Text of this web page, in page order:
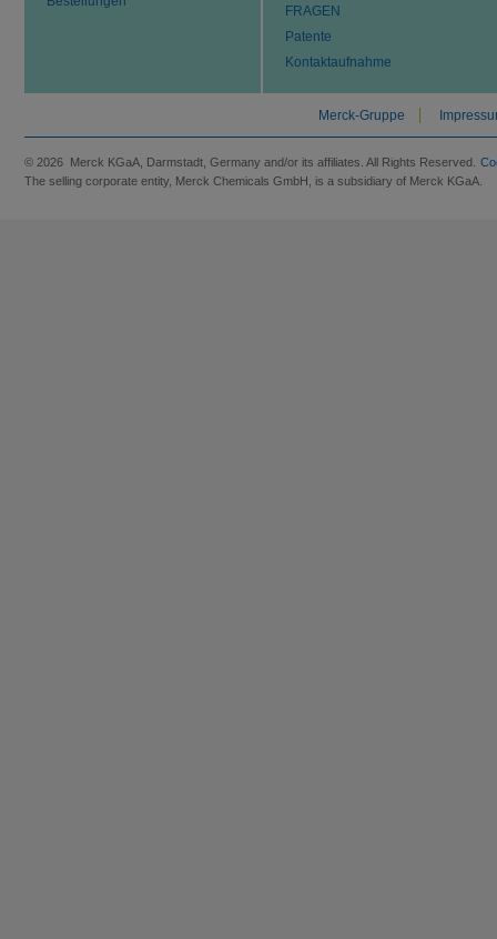
FRAGEN
Patente
Kontaktaufnahme
Merck-Gruppe
© 2026 Merck KGaA, Darmstadt, Germany and/or its affiliates. All Rights Reserved.
The selling corporate entity, Merck Chemicals GmbH, is a subsidiary of Merck KGaA.